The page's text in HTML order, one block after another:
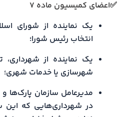
✅اعضای کمیسیون ماده ۷
یک نماینده از شورای
انتخاب رئیس شورا؛
یک نماینده از شهرداری،
شهرسازی یا خدمات شهری؛
مدیرعامل سازمان پارک‌ها
در شهرداری‌هایی که این